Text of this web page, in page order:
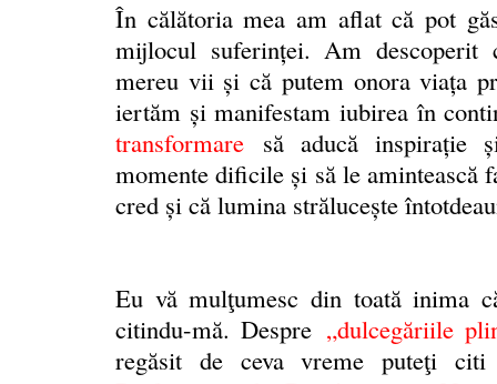
În călătoria mea am aflat că pot
mijlocul suferinței. Am
mereu vii și că putem onora viaţa
iertăm și manifestam iubirea în
transformare să aducă inspirație
momente dificile și să le amintească
cred și că lumina străluceşte
Eu vă mulţumesc din toată inima
citindu-mă. Despre „dulcegăriile
regăsit de ceva vreme puteţi